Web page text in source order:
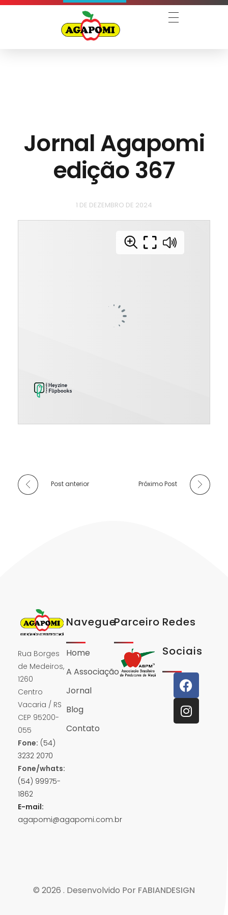
Jornal Agapomi
edição 367
1 DE DEZEMBRO DE 2024
Post anterior Próximo Post
Rua Borges
de Medeiros,
1260
Centro
Vacaria / RS
CEP 95200-
055
Fone: (54)
3232 2070
Fone/whats:
(54) 99975-
1862
E-mail:
agapomi@agapomi.com.br
Navegue
Home
A Associação
Jornal
Blog
Contato
Parceiro Redes
Sociais
© 2026 . Desenvolvido Por FABIANDESIGN